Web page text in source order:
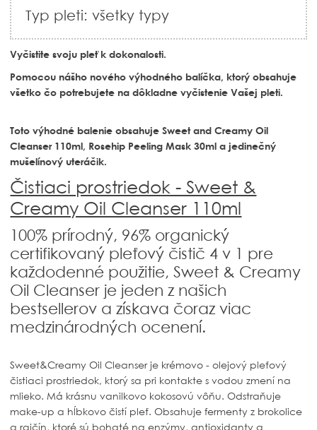
Typ pleti: všetky typy
Vyčistite svoju pleť k dokonalosti.
Pomocou nášho nového výhodného balíčka, ktorý obsahuje
všetko čo potrebujete na dôkladne vyčistenie Vašej pleti.
Toto výhodné balenie obsahuje Sweet and Creamy Oil
Cleanser 110ml, Rosehip Peeling Mask 30ml a jedinečný
mušelínový uteráčik.
Čistiaci prostriedok - Sweet &
Creamy Oil Cleanser 110ml
100% prírodný, 96% organický
certifikovaný pleťový čistič 4 v 1 pre
každodenné použitie, Sweet & Creamy
Oil Cleanser je jeden z našich
bestsellerov a získava čoraz viac
medzinárodných ocenení.
Sweet&Creamy Oil Cleanser je krémovo - olejový pleťový
čistiaci prostriedok, ktorý sa pri kontakte s vodou zmení na
mlieko. Má krásnu vanilkovo kokosovú vôňu. Odstraňuje
make-up a hĺbkovo čistí pleť. Obsahuje fermenty z brokolice
a rajčín, ktoré sú bohaté na enzýmy, antioxidanty a